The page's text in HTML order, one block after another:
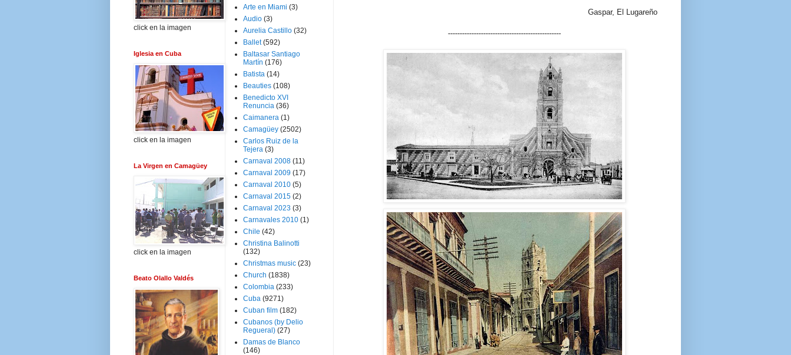
Gaspar, El Lugareño
------------------------------------------------
click en la imagen
Iglesia en Cuba
click en la imagen
La Virgen en Camagüey
click en la imagen
Beato Olallo Valdés
Arte en Miami (3)
Audio (3)
Aurelia Castillo (32)
Ballet (592)
Baltasar Santiago
Martín (176)
Batista (14)
Beauties (108)
Benedicto XVI
Renuncia (36)
Caimanera (1)
Camagüey (2502)
Carlos Ruiz de la
Tejera (3)
Carnaval 2008 (11)
Carnaval 2009 (17)
Carnaval 2010 (5)
Carnaval 2015 (2)
Carnaval 2023 (3)
Carnavales 2010 (1)
Chile (42)
Christina Balinotti
(132)
Christmas music (23)
Church (1838)
Colombia (233)
Cuba (9271)
Cuban film (182)
Cubanos (by Delio
Regueral) (27)
Damas de Blanco
(146)